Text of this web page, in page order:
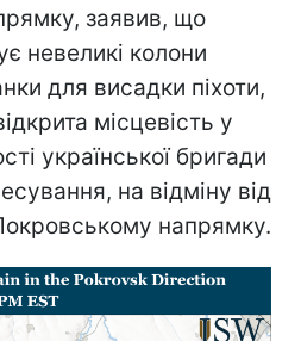
заявив, що
невеликі колони
для висадки піхоти,
місцевість у
української бригади
на відміну від
напрямку.